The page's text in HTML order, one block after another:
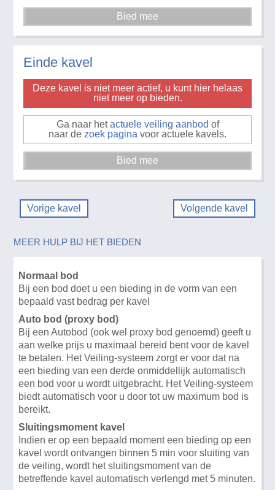
Einde kavel
Deze kavel is niet meer actief, u kunt hier helaas
niet meer op bieden.
Ga naar hetactuele veiling aanbod of
naar de zoek pagina voor actuele kavels.
Vorige kavel Volgende kavel
MEER HULP BIJ HET BIEDEN
Normaal bod
Bij een bod doet u een bieding in de vorm van een
bepaald vast bedrag per kavel
Auto bod (proxy bod)
Bij een Autobod (ook wel proxy bod genoemd) geeft u
aan welke prijs u maximaal bereid bent voor de kavel
te betalen. Het Veiling-systeem zorgt er voor dat na
een bieding van een derde onmiddellijk automatisch
een bod voor u wordt uitgebracht. Het Veiling-systeem
biedt automatisch voor u door tot uw maximum bod is
bereikt.
Sluitingsmoment kavel
Indien er op een bepaald moment een bieding op een
kavel wordt ontvangen binnen 5 min voor sluiting van
de veiling, wordt het sluitingsmoment van de
betreffende kavel automatisch verlengd met 5 minuten.